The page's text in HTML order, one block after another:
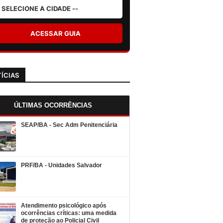
ACESSAR GUIA
ÚLTIMAS OCORRÊNCIAS
SEAP/BA - Sec Adm Penitenciária
PRF/BA - Unidades Salvador
Atendimento psicológico após
ocorrências críticas: uma medida
de proteção ao Policial Civil